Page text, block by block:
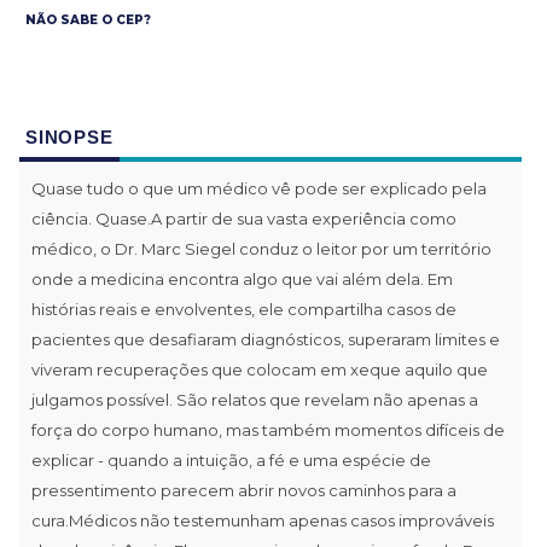
NÃO SABE O CEP?
SINOPSE
Quase tudo o que um médico vê pode ser explicado pela
ciência. Quase.A partir de sua vasta experiência como
médico, o Dr. Marc Siegel conduz o leitor por um território
onde a medicina encontra algo que vai além dela. Em
histórias reais e envolventes, ele compartilha casos de
pacientes que desafiaram diagnósticos, superaram limites e
viveram recuperações que colocam em xeque aquilo que
julgamos possível. São relatos que revelam não apenas a
força do corpo humano, mas também momentos difíceis de
explicar - quando a intuição, a fé e uma espécie de
pressentimento parecem abrir novos caminhos para a
cura.Médicos não testemunham apenas casos improváveis